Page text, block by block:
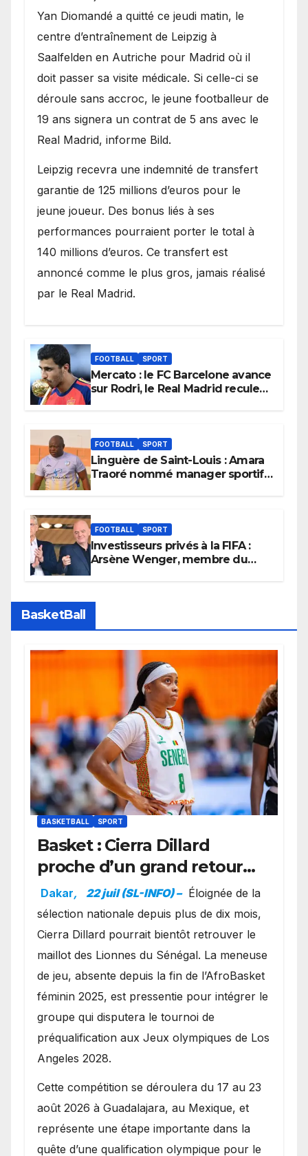
Yan Diomandé a quitté ce jeudi matin, le
centre d’entraînement de Leipzig à
Saalfelden en Autriche pour Madrid où il
doit passer sa visite médicale. Si celle-ci se
déroule sans accroc, le jeune footballeur de
19 ans signera un contrat de 5 ans avec le
Real Madrid, informe Bild.
Leipzig recevra une indemnité de transfert
garantie de 125 millions d’euros pour le
jeune joueur. Des bonus liés à ses
performances pourraient porter le total à
140 millions d’euros. Ce transfert est
annoncé comme le plus gros, jamais réalisé
par le Real Madrid.
FOOTBALL SPORT
Mercato : le FC Barcelone avance
sur Rodri, le Real Madrid recule
FOOTBALL SPORT
Linguère de Saint-Louis : Amara
Traoré nommé manager sportif
FOOTBALL SPORT
Investisseurs privés à la FIFA :
Arsène Wenger, membre du
BasketBall
BASKETBALL SPORT
Basket : Cierra Dillard
proche d’un grand retour
avec les Lionnes ?
Dakar, 22 juil (SL-INFO) – Éloignée de la
sélection nationale depuis plus de dix mois,
Cierra Dillard pourrait bientôt retrouver le
maillot des Lionnes du Sénégal. La meneuse
de jeu, absente depuis la fin de l’AfroBasket
féminin 2025, est pressentie pour intégrer le
groupe qui disputera le tournoi de
préqualification aux Jeux olympiques de Los
Angeles 2028.
Cette compétition se déroulera du 17 au 23
août 2026 à Guadalajara, au Mexique, et
représente une étape importante dans la
quête d’une qualification olympique pour le